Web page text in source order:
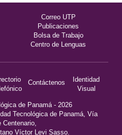
Correo UTP
Publicaciones
Bolsa de Trabajo
Centro de Lenguas
Contáctenos
Identidad
Visual
de Panamá - 2026
Tecnológica de Panamá, Vía
Centenario,
Víctor Levi Sasso.